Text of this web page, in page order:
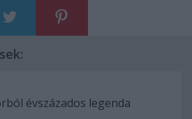
évszázados legenda